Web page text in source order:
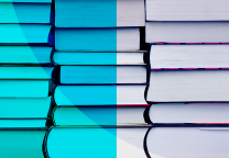
Diese wird wie die
Libanon vom Iran
Podcasts